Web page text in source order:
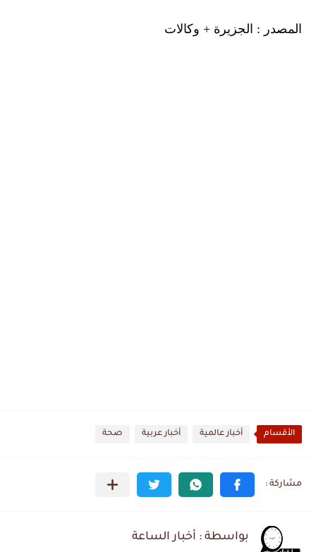
المصدر : الجزيرة + وكالات
الأقسام أخبار عالمية أخبار عربية صحة
بواسطة : أخبار الساعة